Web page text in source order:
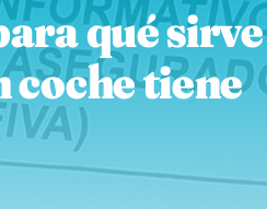
qué
coche tiene